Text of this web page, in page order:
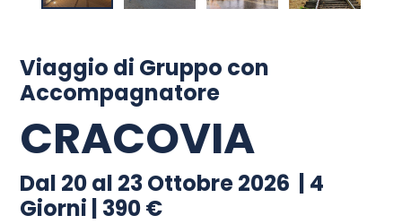
Viaggio di Gruppo con
Accompagnatore
CRACOVIA
Dal 20 al 23 Ottobre 2026 | 4
Giorni | 390 €